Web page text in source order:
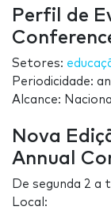
Perfil de
Setores:
Periodicidade:
Alcance: Nacional
Nova
Annual
De segunda 2 a
Local: